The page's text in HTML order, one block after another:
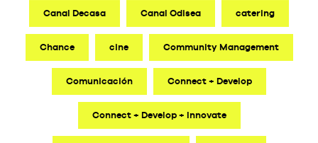
Canal Decasa Canal Odisea catering
Chance cine Community Management
Comunicación Connect + Develop
Connect + Develop + Innovate